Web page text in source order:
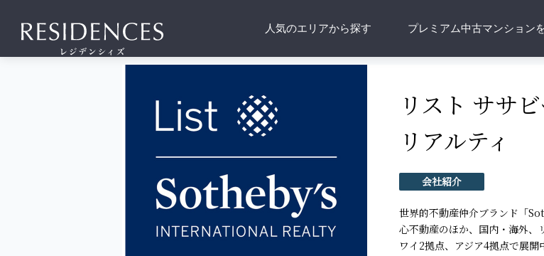
人気のエリアから探す プレミアム中古マンション
リスト ササ
リアルティ
会社紹介
世界的不動産仲介ブランド「
心不動産のほか、国内・海外、
ワイ2拠点、アジア4拠点で展開